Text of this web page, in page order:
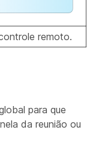
remoto.
para que
da reunião ou